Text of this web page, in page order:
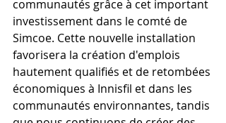
communautés grâce à cet important
investissement dans le comté de
Simcoe. Cette nouvelle installation
favorisera la création d'emplois
hautement qualifiés et de retombées
économiques à Innisfil et dans les
communautés environnantes, tandis